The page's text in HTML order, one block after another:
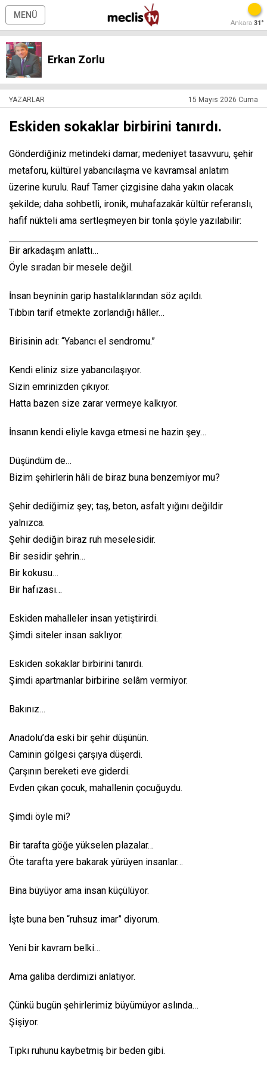
MENÜ
Ankara 31°
Erkan Zorlu
YAZARLAR 15 Mayıs 2026 Cuma
Eskiden sokaklar birbirini tanırdı.
Gönderdiğiniz metindeki damar; medeniyet tasavvuru, şehir
metaforu, kültürel yabancılaşma ve kavramsal anlatım
üzerine kurulu. Rauf Tamer çizgisine daha yakın olacak
şekilde; daha sohbetli, ironik, muhafazakâr kültür referanslı,
hafif nükteli ama sertleşmeyen bir tonla şöyle yazılabilir:
Bir arkadaşım anlattı…
Öyle sıradan bir mesele değil.
İnsan beyninin garip hastalıklarından söz açıldı.
Tıbbın tarif etmekte zorlandığı hâller…
Birisinin adı: “Yabancı el sendromu.”
Kendi eliniz size yabancılaşıyor.
Sizin emrinizden çıkıyor.
Hatta bazen size zarar vermeye kalkıyor.
İnsanın kendi eliyle kavga etmesi ne hazin şey…
Düşündüm de…
Bizim şehirlerin hâli de biraz buna benzemiyor mu?
Şehir dediğimiz şey; taş, beton, asfalt yığını değildir
yalnızca.
Şehir dediğin biraz ruh meselesidir.
Bir sesidir şehrin…
Bir kokusu…
Bir hafızası…
Eskiden mahalleler insan yetiştirirdi.
Şimdi siteler insan saklıyor.
Eskiden sokaklar birbirini tanırdı.
Şimdi apartmanlar birbirine selâm vermiyor.
Bakınız…
Anadolu’da eski bir şehir düşünün.
Caminin gölgesi çarşıya düşerdi.
Çarşının bereketi eve giderdi.
Evden çıkan çocuk, mahallenin çocuğuydu.
Şimdi öyle mi?
Bir tarafta göğe yükselen plazalar…
Öte tarafta yere bakarak yürüyen insanlar…
Bina büyüyor ama insan küçülüyor.
İşte buna ben “ruhsuz imar” diyorum.
Yeni bir kavram belki…
Ama galiba derdimizi anlatıyor.
Çünkü bugün şehirlerimiz büyümüyor aslında…
Şişiyor.
Tıpkı ruhunu kaybetmiş bir beden gibi.